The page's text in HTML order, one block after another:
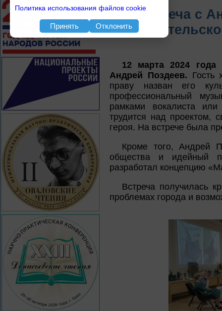
Встреча с
12 марта 2024 года
Андрей Поздеев. Гость
праву назван его
профессиональный
рамками вокалиста или
трудится над проектом,
героя. На встрече была
Кроме того, Андрей
общества и идейный
разработал концепцию
Встреча получилась
проблемах города и
Политика использования файлов cookie
Принять Отклонить